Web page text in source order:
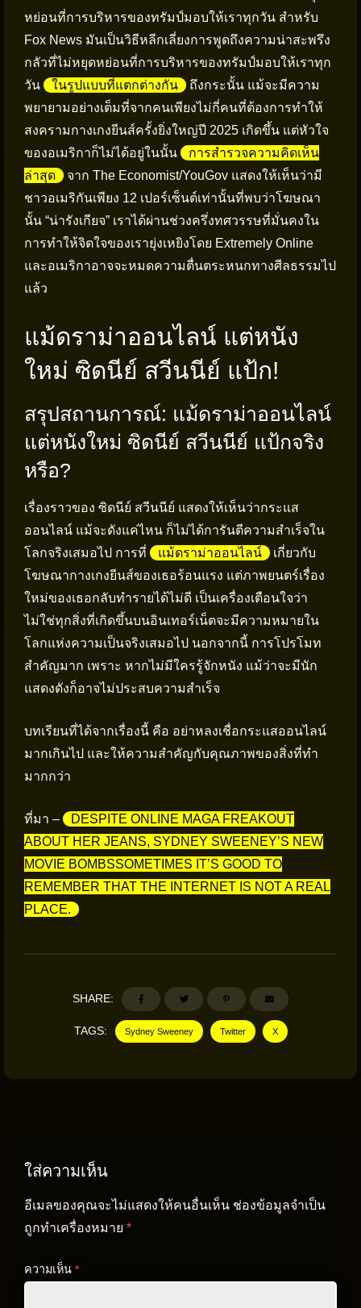
หย่อนที่การบริหารของทรัมป์มอบให้เราทุกวัน สำหรับ
Fox News มันเป็นวิธีหลีกเลี่ยงการพูดถึงความน่าสะพรึง
กลัวที่ไม่หยุดหย่อนที่การบริหารของทรัมป์มอบให้เราทุก
วัน
ในรูปแบบที่แตกต่างกัน
ถึงกระนั้น แม้จะมีความ
พยายามอย่างเต็มที่จากคนเพียงไม่กี่คนที่ต้องการทำให้
สงครามกางเกงยีนส์ครั้งยิ่งใหญ่ปี 2025 เกิดขึ้น แต่หัวใจ
ของอเมริกาก็ไม่ได้อยู่ในนั้น
การสำรวจความคิดเห็น
ล่าสุด
จาก The Economist/YouGov แสดงให้เห็นว่ามี
ชาวอเมริกันเพียง 12 เปอร์เซ็นต์เท่านั้นที่พบว่าโฆษณา
นั้น “น่ารังเกียจ” เราได้ผ่านช่วงครึ่งทศวรรษที่มั่นคงใน
การทำให้จิตใจของเรายุ่งเหยิงโดย Extremely Online
และอเมริกาอาจจะหมดความตื่นตระหนกทางศีลธรรมไป
แล้ว
แม้ดราม่าออนไลน์ แต่หนัง
ใหม่ ซิดนีย์ สวีนนีย์ แป้ก!
สรุปสถานการณ์: แม้ดราม่าออนไลน์
แต่หนังใหม่ ซิดนีย์ สวีนนีย์ แป้กจริง
หรือ?
เรื่องราวของ ซิดนีย์ สวีนนีย์ แสดงให้เห็นว่ากระแส
ออนไลน์ แม้จะดังแค่ไหน ก็ไม่ได้การันตีความสำเร็จใน
โลกจริงเสมอไป การที่
แม้ดราม่าออนไลน์
เกี่ยวกับ
โฆษณากางเกงยีนส์ของเธอร้อนแรง แต่ภาพยนตร์เรื่อง
ใหม่ของเธอกลับทำรายได้ไม่ดี เป็นเครื่องเตือนใจว่า
ไม่ใช่ทุกสิ่งที่เกิดขึ้นบนอินเทอร์เน็ตจะมีความหมายใน
โลกแห่งความเป็นจริงเสมอไป นอกจากนี้ การโปรโมท
สำคัญมาก เพราะ หากไม่มีใครรู้จักหนัง แม้ว่าจะมีนัก
แสดงดังก็อาจไม่ประสบความสำเร็จ
บทเรียนที่ได้จากเรื่องนี้ คือ อย่าหลงเชื่อกระแสออนไลน์
มากเกินไป และให้ความสำคัญกับคุณภาพของสิ่งที่ทำ
มากกว่า
ที่มา –
DESPITE ONLINE MAGA FREAKOUT
ABOUT HER JEANS, SYDNEY SWEENEY’S NEW
MOVIE BOMBSSOMETIMES IT’S GOOD TO
REMEMBER THAT THE INTERNET IS NOT A REAL
PLACE.
SHARE:
TAGS: Sydney Sweeney Twitter X
ใส่ความเห็น
อีเมลของคุณจะไม่แสดงให้คนอื่นเห็น ช่องข้อมูลจำเป็น
ถูกทำเครื่องหมาย *
ความเห็น *